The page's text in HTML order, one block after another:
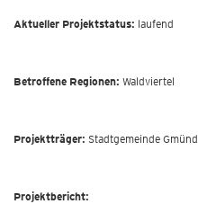
Aktueller Projektstatus: laufend
Betroffene Regionen: Waldviertel
Projektträger: Stadtgemeinde Gmünd
Projektbericht: